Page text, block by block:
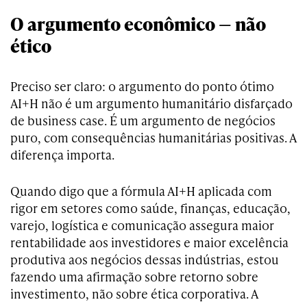
O argumento econômico — não
ético
Preciso ser claro: o argumento do ponto ótimo
AI+H não é um argumento humanitário disfarçado
de business case. É um argumento de negócios
puro, com consequências humanitárias positivas. A
diferença importa.
Quando digo que a fórmula AI+H aplicada com
rigor em setores como saúde, finanças, educação,
varejo, logística e comunicação assegura maior
rentabilidade aos investidores e maior excelência
produtiva aos negócios dessas indústrias, estou
fazendo uma afirmação sobre retorno sobre
investimento, não sobre ética corporativa. A